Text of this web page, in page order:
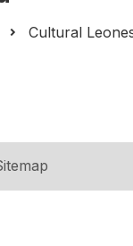
Cultural